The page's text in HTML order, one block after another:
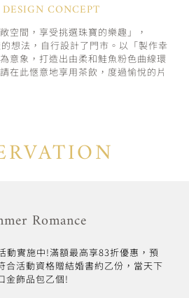
CONCEPT
空間，享受挑選珠寶的樂趣」，
想法，自行設計了門市。以「製作幸
意象，打造出由柔和鮭魚粉色曲線環
在此愜意地享用茶飲，度過愉悅的片
Romance
動實施中!滿額最高享83折優惠，預
合活動資格贈結婚書約乙份，當天下
金飾品包乙個!